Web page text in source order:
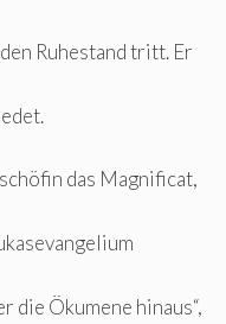
Ruhestand tritt. Er
das Magnificat,
die Ökumene hinaus“,